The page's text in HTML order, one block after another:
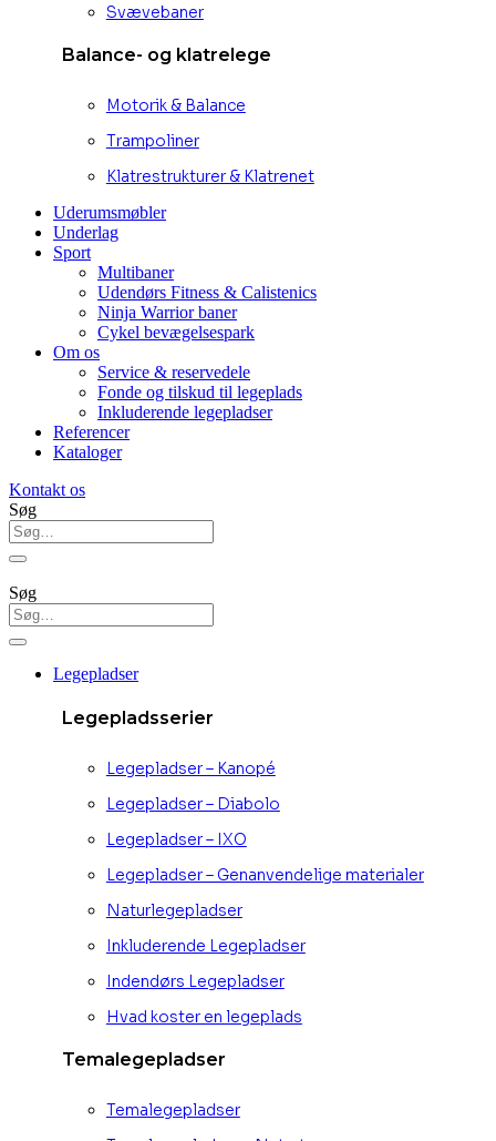
Svævebaner
Balance- og klatrelege
Motorik & Balance
Trampoliner
Klatrestrukturer & Klatrenet
Uderumsmøbler
Underlag
Sport
Multibaner
Udendørs Fitness & Calistenics
Ninja Warrior baner
Cykel bevægelsespark
Om os
Service & reservedele
Fonde og tilskud til legeplads
Inkluderende legepladser
Referencer
Kataloger
Kontakt os
Søg
Søg
Legepladser
Legepladsserier
Legepladser – Kanopé
Legepladser – Diabolo
Legepladser – IXO
Legepladser – Genanvendelige materialer
Naturlegepladser
Inkluderende Legepladser
Indendørs Legepladser
Hvad koster en legeplads
Temalegepladser
Temalegepladser